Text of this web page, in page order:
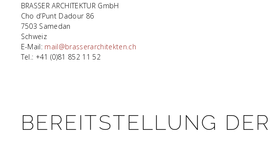
BRASSER ARCHITEKTUR GmbH
Cho d’Punt Dadour 86
7503 Samedan
Schweiz
E-Mail: mail@brasserarchitekten.ch
Tel.: +41 (0)81 852 11 52
BEREITSTELLUNG